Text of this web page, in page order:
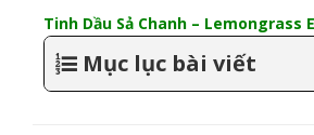
Tinh Dầu Sả Chanh – Lemongrass
Mục lục bài viết